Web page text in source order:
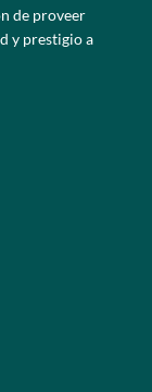
de proveer
y prestigio a